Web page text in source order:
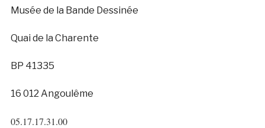
Musée de la Bande Dessinée
Quai de la Charente
BP 41335
16 012 Angoulême
05.17.17.31.00